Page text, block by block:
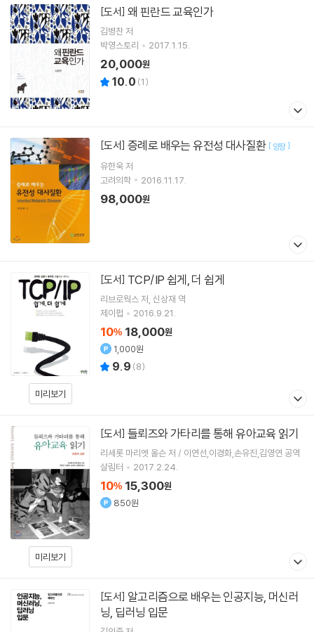
[도서] 왜 핀란드 교육인가
김병찬 저
박영스토리
2017.1.15.
20,000원
10.0 (1)
[도서] 증례로 배우는 유전성 대사질환 [ 양장]
유한욱 저
고려의학
2016.11.17.
98,000원
미리보기
[도서] TCP/IP 쉽게, 더 쉽게
리브로웍스 저 신상재 역
제이펍
2016.9.21.
10% 18,000원
1,000원
9.9 (8)
미리보기
[도서] 들뢰즈와 가타리를 통해 유아교육 읽기
리세롯 마리엣 올슨 저 / 이연선,이경화,손유진,김영연 공역
살림터
2017.2.24.
10% 15,300원
850원
[도서]
닝, 딥러닝 입문